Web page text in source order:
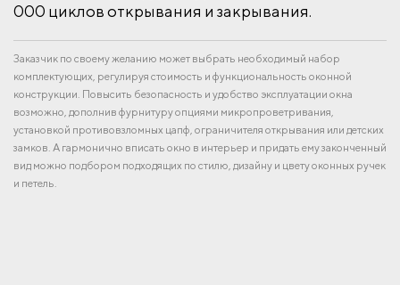
000 циклов открывания и закрывания.
Заказчик по своему желанию может выбрать необходимый набор
комплектующих, регулируя стоимость и функциональность оконной
конструкции. Повысить безопасность и удобство эксплуатации окна
возможно, дополнив фурнитуру опциями микропроветривания,
установкой противовзломных цапф, ограничителя открывания или детских
замков. А гармонично вписать окно в интерьер и придать ему законченный
вид можно подбором подходящих по стилю, дизайну и цвету оконных ручек
и петель.